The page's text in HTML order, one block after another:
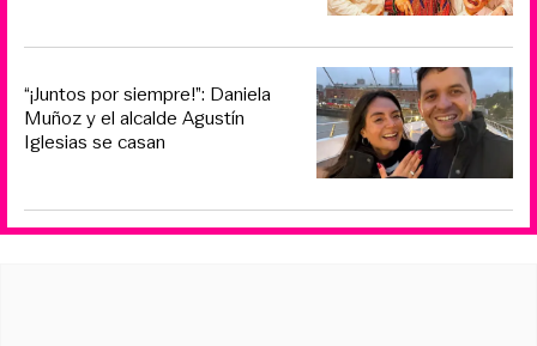
“¡Juntos por siempre!”: Daniela
Muñoz y el alcalde Agustín
Iglesias se casan